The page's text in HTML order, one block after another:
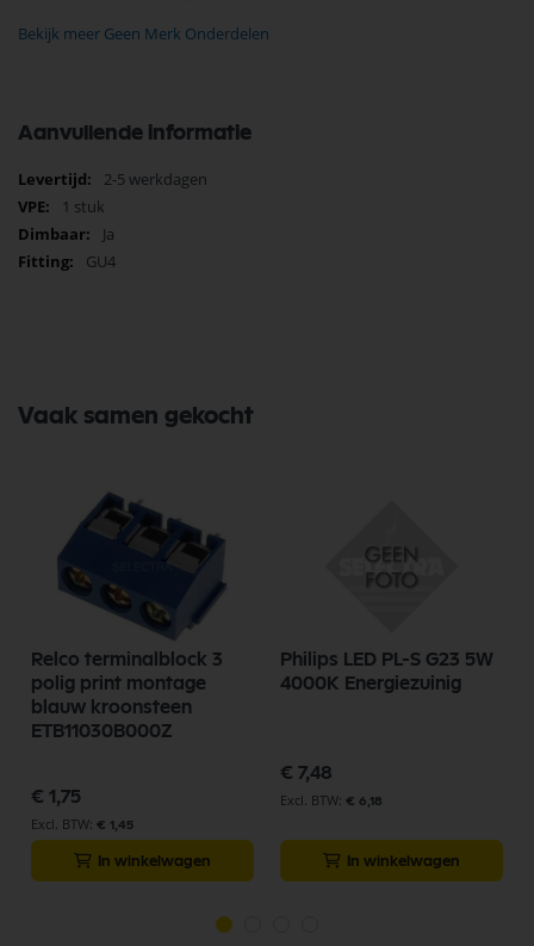
Bekijk meer Geen Merk Onderdelen
Aanvullende informatie
Meer
informatie
2-5 werkdagen
1 stuk
Ja
GU4
Vaak samen gekocht
Relco terminalblock 3
polig print montage
blauw kroonsteen
ETB11030B000Z
€ 1,75
€ 1,45
In winkelwagen
Philips LED PL-S G23 5W
4000K Energiezuinig
€ 7,48
€ 6,18
In winkelwagen